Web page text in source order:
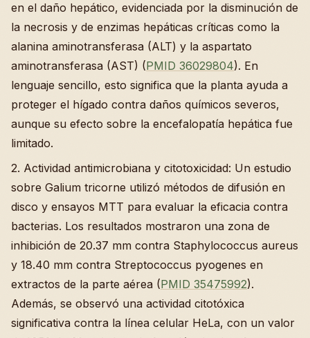
en el daño hepático, evidenciada por la disminución de
la necrosis y de enzimas hepáticas críticas como la
alanina aminotransferasa (ALT) y la aspartato
aminotransferasa (AST) (PMID 36029804). En
lenguaje sencillo, esto significa que la planta ayuda a
proteger el hígado contra daños químicos severos,
aunque su efecto sobre la encefalopatía hepática fue
limitado.
2. Actividad antimicrobiana y citotoxicidad: Un estudio
sobre Galium tricorne utilizó métodos de difusión en
disco y ensayos MTT para evaluar la eficacia contra
bacterias. Los resultados mostraron una zona de
inhibición de 20.37 mm contra Staphylococcus aureus
y 18.40 mm contra Streptococcus pyogenes en
extractos de la parte aérea (PMID 35475992).
Además, se observó una actividad citotóxica
significativa contra la línea celular HeLa, con un valor